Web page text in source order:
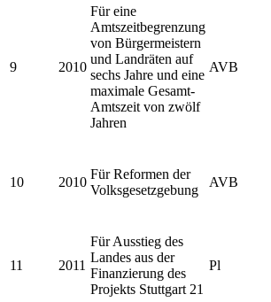
9 2010
Für eine
Amtszeitbegrenzung
von Bürgermeistern
und Landräten auf
sechs Jahre und eine
maximale Gesamt-
Amtszeit von zwölf
Jahren
AVB
10 2010
Für Reformen der
Volksgesetzgebung
AVB
11 2011
Für Ausstieg des
Landes aus der
Finanzierung des
Projekts Stuttgart 21
Pl